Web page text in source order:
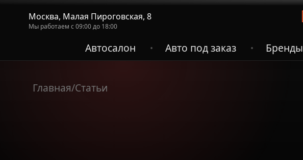
Москва, Малая Пироговская, 8
Мы работаем с 09:00 до 18:00
Автосалон
• Авто под заказ • Бренды
Главная/Статьи